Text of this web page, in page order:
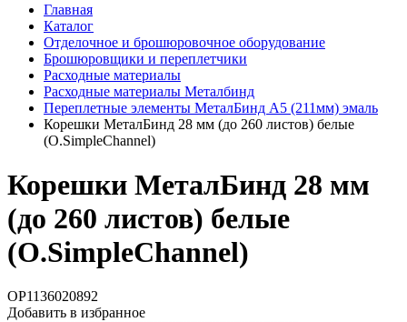
Главная
Каталог
Отделочное и брошюровочное оборудование
Брошюровщики и переплетчики
Расходные материалы
Расходные материалы Металбинд
Переплетные элементы МеталБинд А5 (211мм) эмаль
Корешки МеталБинд 28 мм (до 260 листов) белые
(O.SimpleChannel)
Корешки МеталБинд 28 мм
(до 260 листов) белые
(O.SimpleChannel)
OP1136020892
Добавить в избранное